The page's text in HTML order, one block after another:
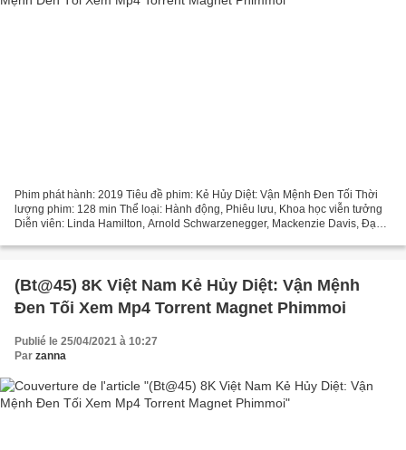
Phim phát hành: 2019 Tiêu đề phim: Kẻ Hủy Diệt: Vận Mệnh Đen Tối Thời
lượng phim: 128 min Thể loại: Hành động, Phiêu lưu, Khoa học viễn tưởng
Diễn viên: Linda Hamilton, Arnold Schwarzenegger, Mackenzie Davis, Đạo
(Bt@45) 8K Việt Nam Kẻ Hủy Diệt: Vận Mệnh
Đen Tối Xem Mp4 Torrent Magnet Phimmoi
Publié le 25/04/2021 à 10:27
Par zanna